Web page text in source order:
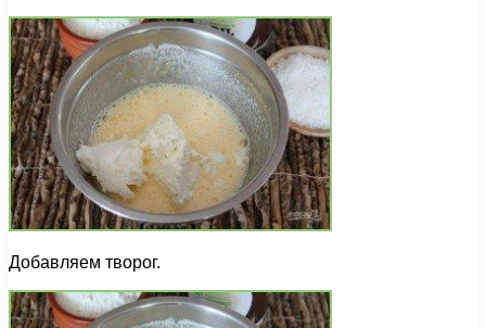
Добавляем творог.